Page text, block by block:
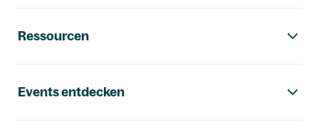
Ressourcen
Events entdecken